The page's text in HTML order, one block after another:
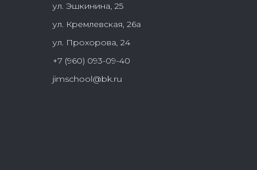
ул. Эшкинина, 25
ул. Кремлевская, 26а
ул. Прохорова, 24
+7 (960) 093-09-40
jimschool@bk.ru